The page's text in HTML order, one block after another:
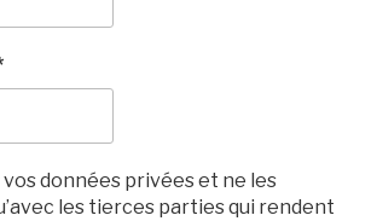
vos données privées et ne les
les tierces parties qui rendent